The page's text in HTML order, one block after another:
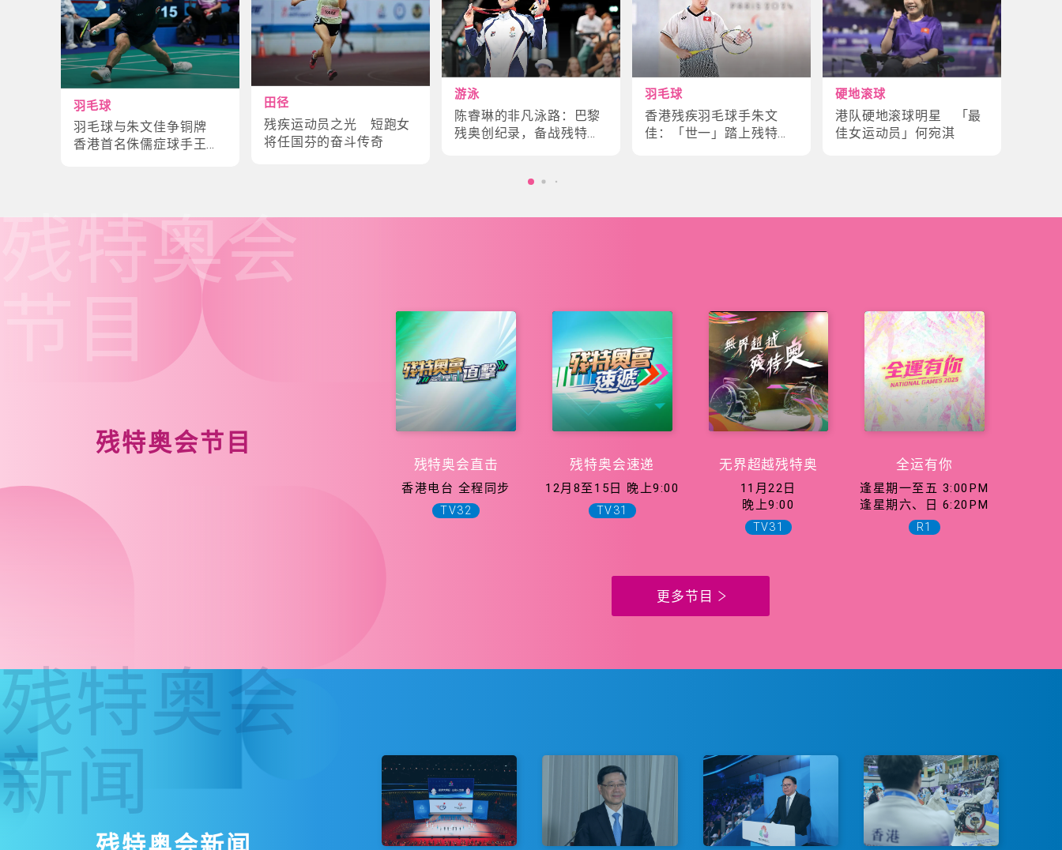
羽毛球
羽毛球与朱文佳争铜牌
香港首名侏儒症球手王镇
田径
残疾运动员之光 短跑女
将任国芬的奋斗传奇
游泳
陈睿琳的非凡泳路：巴黎
残奥创纪录，备战残特奥
羽毛球
香港残疾羽毛球手朱文
佳：「世一」踏上残特奥
硬地滚球
港队硬地滚球明星 「最
佳女运动员」何宛淇
残特奥会节目
残特奥会
残特奥会直击
香港电台 全程同步
TV32
残特奥会速递
12月8至15日 晚上9:00
TV31
无界超越残特奥
11月22日
晚上9:00
TV31
全运有你
逢星期一至五 3:00PM
逢星期六、日 6:20PM
R1
更多节目
残特奥会
新闻